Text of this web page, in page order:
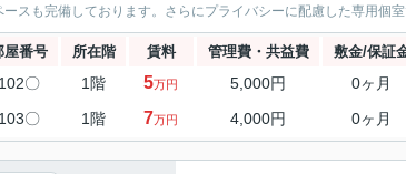
ースも完備しております。さらにプライバシーに配慮した専用個
屋番号 所在階 賃料 管理費・共益費 敷金/保証
102〇 1階 5万円 5,000円 0ヶ月
103〇 1階 7万円 4,000円 0ヶ月